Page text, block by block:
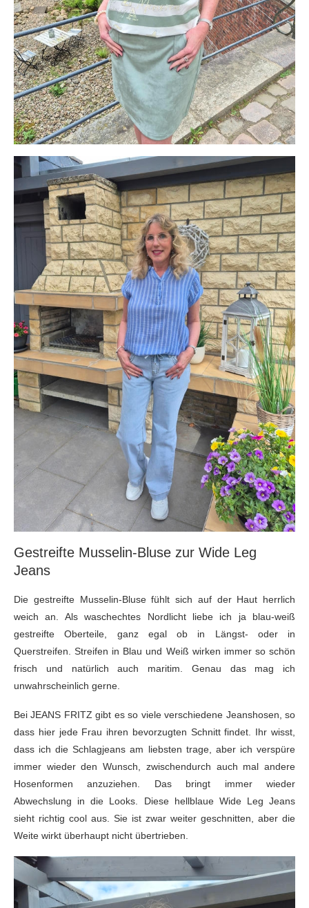
Gestreifte Musselin-Bluse zur Wide Leg
Jeans
Die gestreifte Musselin-Bluse fühlt sich auf der Haut herrlich
weich an. Als waschechtes Nordlicht liebe ich ja blau-weiß
gestreifte Oberteile, ganz egal ob in Längst- oder in
Querstreifen. Streifen in Blau und Weiß wirken immer so schön
frisch und natürlich auch maritim. Genau das mag ich
unwahrscheinlich gerne.
Bei JEANS FRITZ gibt es so viele verschiedene Jeanshosen, so
dass hier jede Frau ihren bevorzugten Schnitt findet. Ihr wisst,
dass ich die Schlagjeans am liebsten trage, aber ich verspüre
immer wieder den Wunsch, zwischendurch auch mal andere
Hosenformen anzuziehen. Das bringt immer wieder
Abwechslung in die Looks. Diese hellblaue Wide Leg Jeans
sieht richtig cool aus. Sie ist zwar weiter geschnitten, aber die
Weite wirkt überhaupt nicht übertrieben.